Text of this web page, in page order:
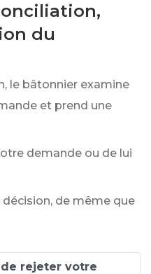
du
le bâtonnier examine
et prend une
demande ou de lui
décision, de même que
rejeter votre